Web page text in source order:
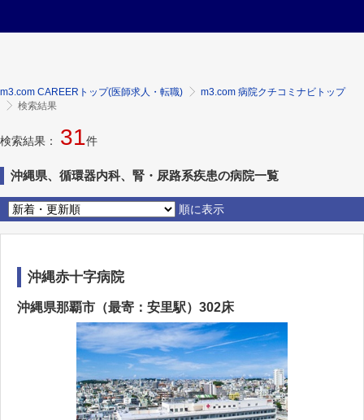
m3.com CAREERトップ(医師求人・転職)
m3.com 病院クチコミナビトップ
検索結果
検索結果： 31件
沖縄県、循環器内科、腎・尿路系疾患の病院一覧
順に表示
沖縄赤十字病院
沖縄県那覇市（最寄：安里駅）302床